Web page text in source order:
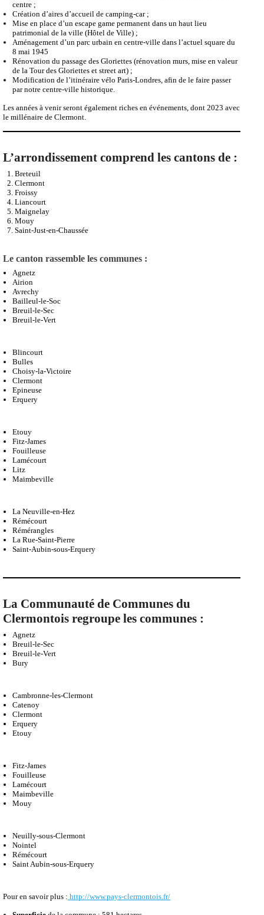
commodités de la vie urbaine et les charmes de la vie rurale.
Clermont œuvre quotidiennement au dynamisme de vie et de rencontres
locales. Dès 2021, la ville s’oriente vers le tourisme :
Création d’un parcours marchand et d’un parcours touristique dans le
centre ;
Création d’aires d’accueil de camping-car ;
Mise en place d’un escape game permanent dans un haut lieu
patrimonial de la ville (Hôtel de Ville) ;
8 mai 1945
Rénovation du passage des Gloriettes (rénovation murs, mise en valeur
Les années à venir seront également riches en événements, dont 2023 avec
le millénaire de Clermont.
L’arrondissement
Breteuil
Liancourt
Maignelay
Mouy
Saint-Just-en-Chaussée
Le canton rassemble les communes :
Avrechy
Bailleul-le-Soc
Breuil-le-Sec
Breuil-le-Vert
Choisy-la-Victoire
Clermont
Epineuse
Erquery
Fouilleuse
Lamécourt
Litz
Maimbeville
Rémécourt
Saint-Aubin-sous-Erquery
La Communauté de Communes du
Agnetz
Breuil-le-Sec
Breuil-le-Vert
Bury
Catenoy
Clermont
Erquery
Etouy
Fouilleuse
Lamécourt
Maimbeville
Mouy
Neuilly-sous-Clermont
Rémécourt